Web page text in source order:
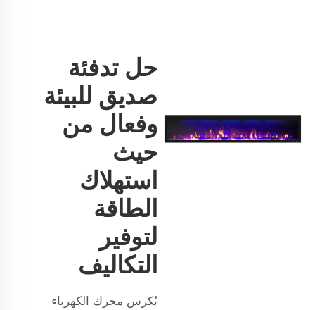
حل تدفئة
صديق للبيئة
وفعال من
حيث
استهلاك
الطاقة
لتوفير
التكاليف
يُكرس محرك الكهرباء